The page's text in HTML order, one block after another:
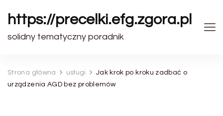
https://precelki.efg.zgora.pl
solidny tematyczny poradnik
Strona główna usługi
Jak krok po kroku zadbać o
urządzenia AGD bez problemów